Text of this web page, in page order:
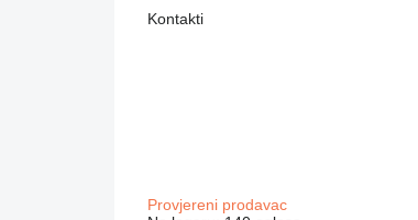
Kontakti
Provjereni prodavac